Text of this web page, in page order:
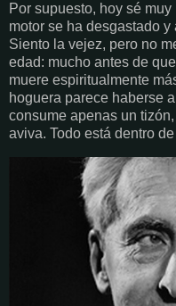
Por supuesto, hoy sé
motor se ha desgastado
Siento la vejez, pero no
edad: mucho antes de
muere espiritualmente
hoguera parece haberse
consume apenas un
aviva. Todo está dentro